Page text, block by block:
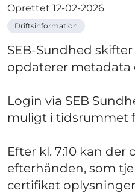
Oprettet 12-02-2026
Driftsinformation
SEB-Sundhed
opdaterer metadata
Login via SEB
muligt i tidsrummet
Efter kl. 7:10 kan
efterhånden, som
certifikat